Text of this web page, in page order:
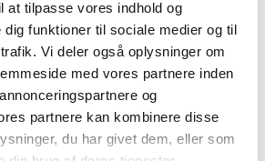
at tilpasse vores indhold og
dig funktioner til sociale medier og til
Vi deler også oplysninger om
med vores partnere inden
og
partnere kan kombinere disse
du har givet dem, eller som
skal være
garn som er superwash behandlet, så
strømpegarn er Fabel spundet i en
Dette gør at Fabel egner sig til
- prøv det også til babystrik.
farverne er produceret med en metode